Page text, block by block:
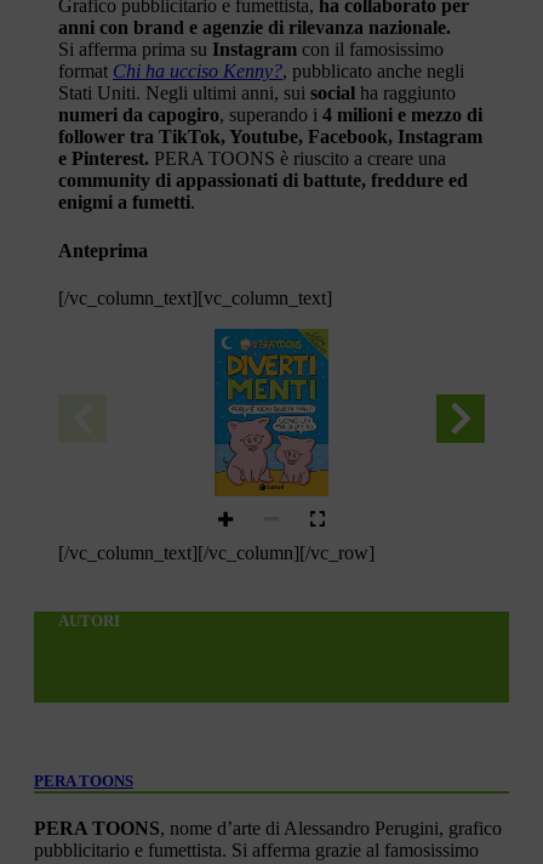
Grafico pubblicitario e fumettista, ha collaborato per
anni con brand e agenzie di rilevanza nazionale.
Si afferma prima su Instagram con il famosissimo
format Chi ha ucciso Kenny?, pubblicato anche negli
Stati Uniti. Negli ultimi anni, sui social ha raggiunto
numeri da capogiro, superando i 4 milioni e mezzo di
follower tra TikTok, Youtube, Facebook, Instagram
e Pinterest. PERA TOONS è riuscito a creare una
community di appassionati di battute, freddure ed
enigmi a fumetti.
Anteprima
[/vc_column_text][vc_column_text]
[/vc_column_text][/vc_column][/vc_row]
AUTORI
PERA TOONS
PERA TOONS, nome d’arte di Alessandro Perugini, grafico
pubblicitario e fumettista. Si afferma grazie al famosissimo